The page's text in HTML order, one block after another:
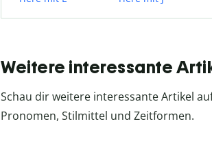
Weitere interessante
Schau dir weitere interessante Artikel
Pronomen, Stilmittel und Zeitformen.